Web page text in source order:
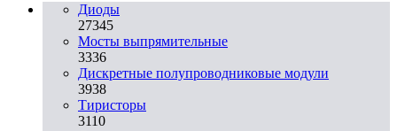
Диоды
27345
Мосты выпрямительные
3336
Дискретные полупроводниковые модули
3938
Тиристоры
3110